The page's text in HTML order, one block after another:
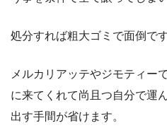
処分すれば粗大ゴミで面倒で
メルカリアッテやジモティー
に来てくれて尚且つ自分で運
出す手間が省けます。